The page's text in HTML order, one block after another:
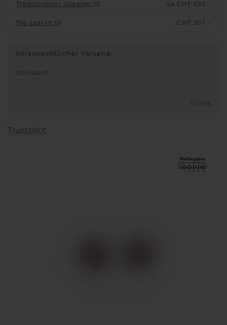
Traditioneller Juwelier : ca. CHF 835.-
Sie sparen : CHF 367.-
Voraussichtlicher Versand:
Standard :
Gratis
Trustpilot